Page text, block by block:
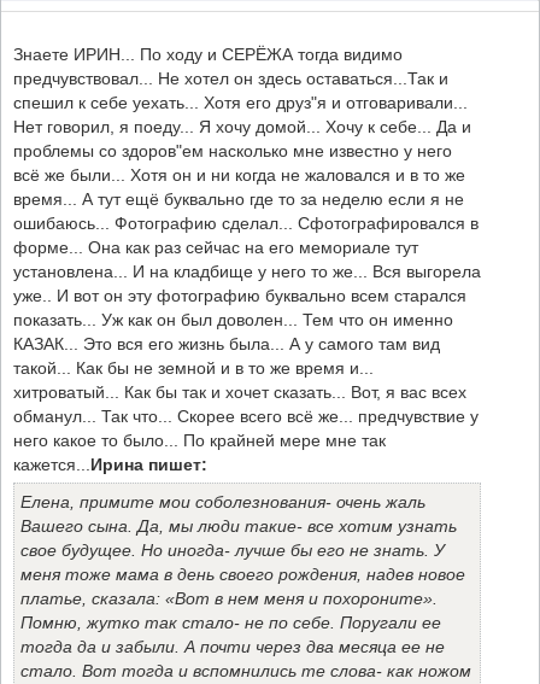
Знаете ИРИН... По ходу и СЕРЁЖА тогда видимо
предчувствовал... Не хотел он здесь оставаться...Так и
спешил к себе уехать... Хотя его друз"я и отговаривали...
Нет говорил, я поеду... Я хочу домой... Хочу к себе... Да и
проблемы со здоров"ем насколько мне известно у него
всё же были... Хотя он и ни когда не жаловался и в то же
время... А тут ещё буквально где то за неделю если я не
ошибаюсь... Фотографию сделал... Сфотографировался в
форме... Она как раз сейчас на его мемориале тут
установлена... И на кладбище у него то же... Вся выгорела
уже.. И вот он эту фотографию буквально всем старался
показать... Уж как он был доволен... Тем что он именно
КАЗАК... Это вся его жизнь была... А у самого там вид
такой... Как бы не земной и в то же время и...
хитроватый... Как бы так и хочет сказать... Вот, я вас всех
обманул... Так что... Скорее всего всё же... предчувствие у
него какое то было... По крайней мере мне так
кажется... Ирина пишет:
Елена, примите мои соболезнования- очень жаль
Вашего сына. Да, мы люди такие- все хотим узнать
свое будущее. Но иногда- лучше бы его не знать. У
меня тоже мама в день своего рождения, надев новое
платье, сказала: «Вот в нем меня и похороните».
Помню, жутко так стало- не по себе. Поругали ее
тогда да и забыли. А почти через два месяца ее не
стало. Вот тогда и вспомнились те слова- как ножом